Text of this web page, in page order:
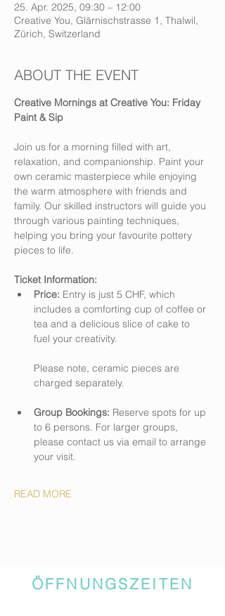
25. Apr. 2025, 09:30 – 12:00
Creative You, Glärnischstrasse 1, Thalwil,
Zürich, Switzerland
ABOUT THE EVENT
Creative Mornings at Creative You: Friday
Paint & Sip
Join us for a morning filled with art,
relaxation, and companionship. Paint your
own ceramic masterpiece while enjoying
the warm atmosphere with friends and
family. Our skilled instructors will guide you
through various painting techniques,
helping you bring your favourite pottery
pieces to life.
Ticket Information:
Price: Entry is just 5 CHF, which
includes a comforting cup of coffee or
tea and a delicious slice of cake to
fuel your creativity.
Please note, ceramic pieces are
charged separately.
Group Bookings: Reserve spots for up
to 6 persons. For larger groups,
please contact us via email to arrange
your visit.
READ MORE
ÖFFNUNGSZEITEN